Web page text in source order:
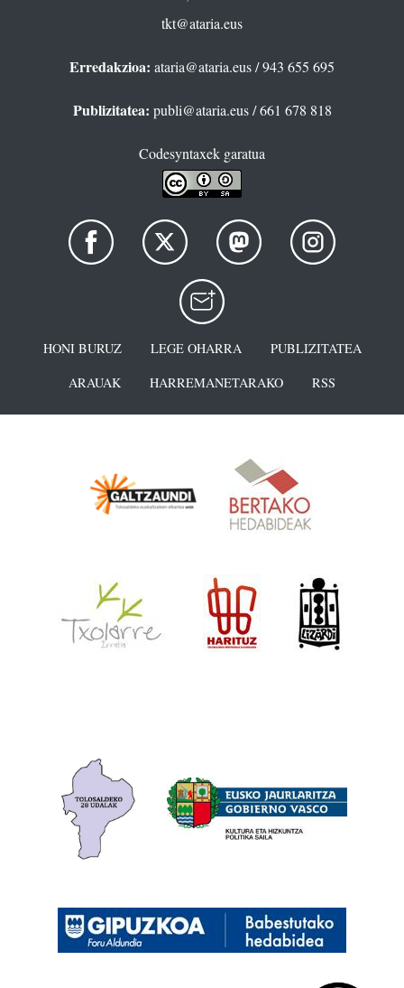
tkt@ataria.eus
Erredakzioa: ataria@ataria.eus/ 943 655 695
Publizitatea: publi@ataria.eus/ 661 678 818
Codesyntaxek garatua
HONI BURUZ LEGE OHARRA
PUBLIZITATEA
ARAUAK
HARREMANETARAKO RSS